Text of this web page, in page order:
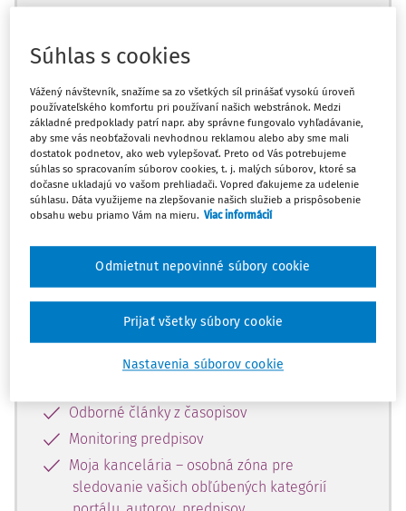
Ups, zatiaľ ste si prečítali len
začiatok...
Celý odborný obsah z tejto oblasti je
dostupný predplatiteľom portálu.
Odomknite si prístup k odbornému
obsahu a získajte prístup na 10 dní
zdarma, stačí sa len zaregistrovať.
Vďaka registrácii získate prístup aj k
vybranému obsahu:
Odborné články z časopisov
Monitoring predpisov
Moja kancelária – osobná zóna pre
sledovanie vašich obľúbených kategórií
Súhlas s cookies
Vážený návštevník, snažíme sa zo všetkých síl prinášať vysokú úroveň
používateľského komfortu pri používaní našich webstránok. Medzi
základné predpoklady patrí napr. aby správne fungovalo vyhľadávanie,
aby sme vás neobťažovali nevhodnou reklamou alebo aby sme mali
dostatok podnetov, ako web vylepšovať. Preto od Vás potrebujeme
súhlas so spracovaním súborov cookies, t. j. malých súborov, ktoré sa
dočasne ukladajú vo vašom prehliadači. Vopred ďakujeme za udelenie
súhlasu. Dáta využijeme na zlepšovanie našich služieb a prispôsobenie
obsahu webu priamo Vám na mieru. Viac informácií
Nastavenia súborov cookie
Odmietnut nepovinné súbory cookie
Prijať všetky súbory cookie